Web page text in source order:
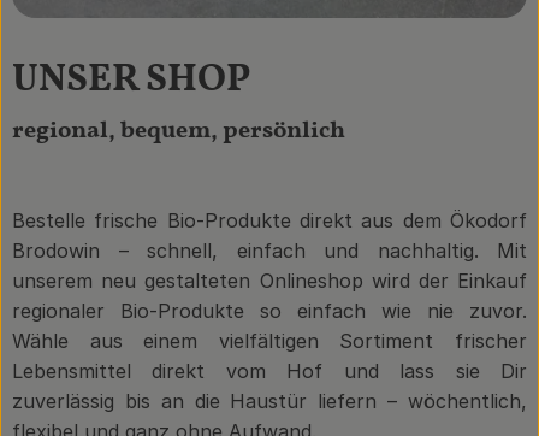
UNSER SHOP
regional, bequem, persönlich
Bestelle frische Bio-Produkte direkt aus dem Ökodorf
Brodowin – schnell, einfach und nachhaltig. Mit
unserem neu gestalteten Onlineshop wird der Einkauf
regionaler Bio-Produkte so einfach wie nie zuvor.
Wähle aus einem vielfältigen Sortiment frischer
Lebensmittel direkt vom Hof und lass sie Dir
zuverlässig bis an die Haustür liefern – wöchentlich,
flexibel und ganz ohne Aufwand.